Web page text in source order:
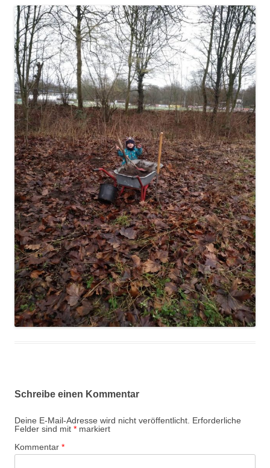
Schreibe einen Kommentar
Deine E-Mail-Adresse wird nicht veröffentlicht. Erforderliche
Felder sind mit * markiert
Kommentar *